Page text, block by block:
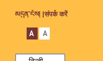
མདུན་ངོས། |संपर्क करें
A A